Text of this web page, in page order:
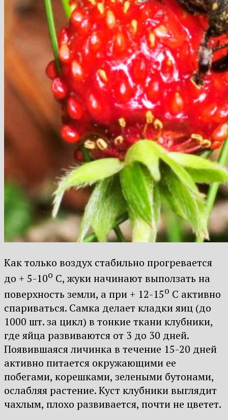
Как только воздух стабильно прогревается
до + 5-10о С, жуки начинают выползать на
поверхность земли, а при + 12-15о С активно
спариваться. Самка делает кладки яиц (до
1000 шт. за цикл) в тонкие ткани клубники,
где яйца развиваются от 3 до 30 дней.
Появившаяся личинка в течение 15-20 дней
активно питается окружающими ее
побегами, корешками, зелеными бутонами,
ослабляя растение. Куст клубники выглядит
чахлым, плохо развивается, почти не цветет.